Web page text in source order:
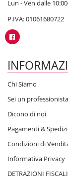
Lun - Ven dalle
P.IVA: 01061680722
Chi Siamo
Sei un
Dicono di noi
Pagamenti &
Condizioni di
Informativa Privacy
DETRAZIONI FISCALI